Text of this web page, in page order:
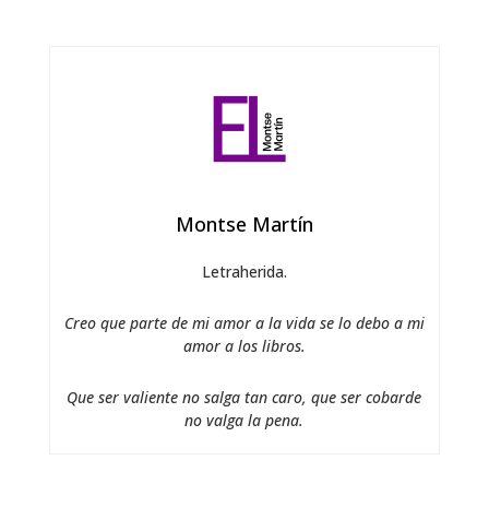
Montse Martín
Letraherida.
Creo que parte de mi amor a la vida se lo debo a mi
amor a los libros.
Que ser valiente no salga tan caro, que ser cobarde
no valga la pena.